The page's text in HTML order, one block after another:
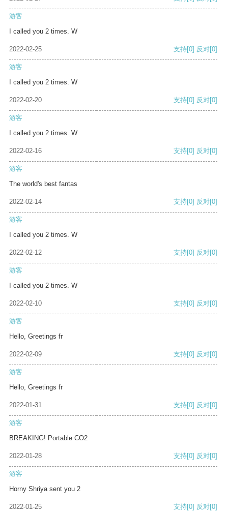
游客
I called you 2 times. W
2022-02-25 支持[0] 反对[0]
游客
I called you 2 times. W
2022-02-20 支持[0] 反对[0]
游客
I called you 2 times. W
2022-02-16 支持[0] 反对[0]
游客
The world's best fantas
2022-02-14 支持[0] 反对[0]
游客
I called you 2 times. W
2022-02-12 支持[0] 反对[0]
游客
I called you 2 times. W
2022-02-10 支持[0] 反对[0]
游客
Hello, Greetings fr
2022-02-09 支持[0] 反对[0]
游客
Hello, Greetings fr
2022-01-31 支持[0] 反对[0]
游客
BREAKING! Portable CO2
2022-01-28 支持[0] 反对[0]
游客
Horny Shriya sent you 2
2022-01-25 支持[0] 反对[0]